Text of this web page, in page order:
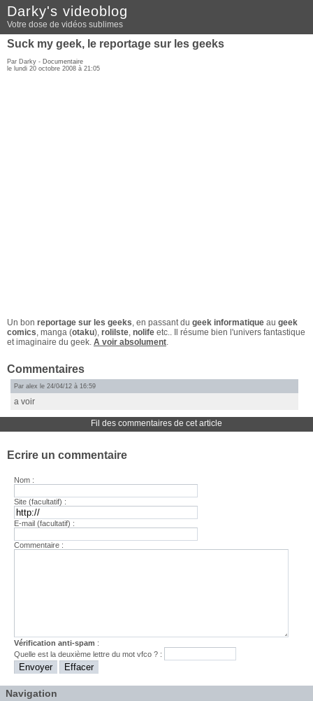
Darky's videoblog
Votre dose de vidéos sublimes
Suck my geek, le reportage sur les geeks
Par Darky - Documentaire
le lundi 20 octobre 2008 à 21:05
Un bon reportage sur les geeks, en passant du geek informatique au geek
comics, manga (otaku), rolilste, nolife etc.. Il résume bien l'univers fantastique
et imaginaire du geek. A voir absolument.
Commentaires
Par alex le 24/04/12 à 16:59
a voir
Fil des commentaires de cet article
Ecrire un commentaire
Nom :
Site (facultatif) :
E-mail (facultatif) :
Commentaire :
Vérification anti-spam :
Quelle est ladeuxième lettre du motvfco ? :
Navigation